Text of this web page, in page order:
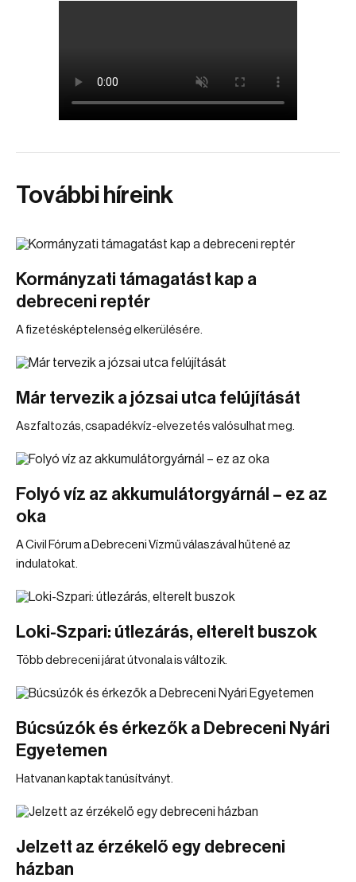
További híreink
Kormányzati támagatást kap a
debreceni reptér
A fizetésképtelenség elkerülésére.
Már tervezik a józsai utca felújítását
Aszfaltozás, csapadékvíz-elvezetés valósulhat meg.
Folyó víz az akkumulátorgyárnál – ez az
oka
A Civil Fórum a Debreceni Vízmű válaszával hűtené az
indulatokat.
Loki-Szpari: útlezárás, elterelt buszok
Több debreceni járat útvonala is változik.
Búcsúzók és érkezők a Debreceni Nyári
Egyetemen
Hatvanan kaptak tanúsítványt.
Jelzett az érzékelő egy debreceni
házban